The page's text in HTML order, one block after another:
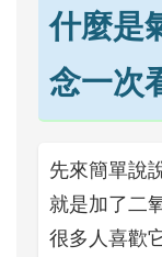
什麼是
念一次
先來簡單說
就是加了二
很多人喜歡